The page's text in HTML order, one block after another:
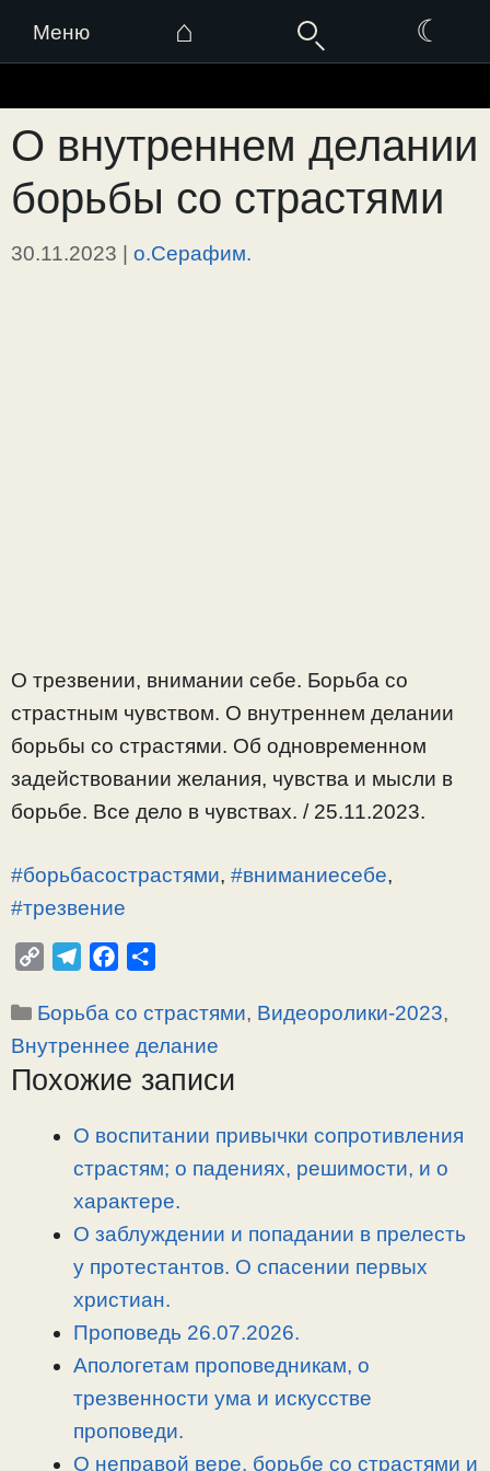
Меню ⌂ ☾
к
содержимому
О внутреннем делании
борьбы со страстями
30.11.2023 | о.Серафим.
О трезвении, внимании себе. Борьба со
страстным чувством. О внутреннем делании
борьбы со страстями. Об одновременном
задействовании желания, чувства и мысли в
борьбе. Все дело в чувствах. / 25.11.2023.
#борьбасострастями, #вниманиесебе,
#трезвение
p
y
L
l
e
g
a
c
e
b
п
р
а
Рубрики
Борьба со страстями, Видеоролики-2023,
Внутреннее делание
Похожие записи
О воспитании привычки сопротивления
страстям; о падениях, решимости, и о
характере.
О заблуждении и попадании в прелесть
у протестантов. О спасении первых
христиан.
Проповедь 26.07.2026.
Апологетам проповедникам, о
трезвенности ума и искусстве
проповеди.
О неправой вере, борьбе со страстями и